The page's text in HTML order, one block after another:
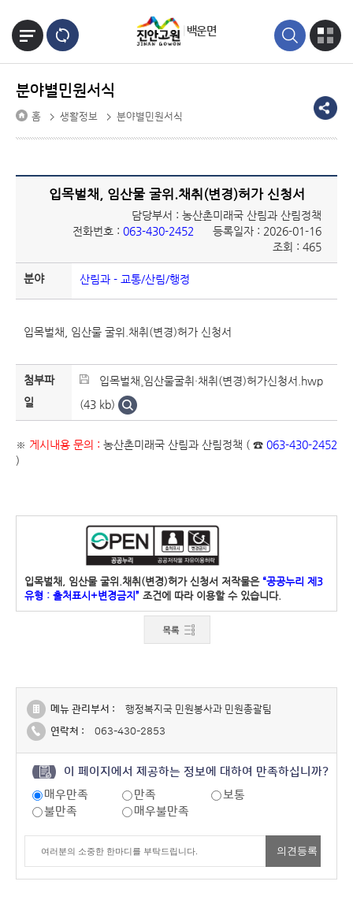
백운면
분야별민원서식
홈 생활정보 분야별민원서식
입목벌채, 임산물 굴위.채취(변경)허가 신청서
담당부서 : 농산촌미래국 산림과 산림정책
전화번호 : 063-430-2452
등록일자 : 2026-01-16
조회 : 465
분야 산림과 - 교통/산림/행정
입목벌채, 임산물 굴위.채취(변경)허가 신청서
첨부파
일
입목벌채¸임산물굴취·채취(변경)허가신청서.hwp
(43 kb)
※ 게시내용 문의 : 농산촌미래국 산림과 산림정책 ( ☎ 063-430-2452
)
입목벌채, 임산물 굴위.채취(변경)허가 신청서 저작물은 “공공누리 제3
유형 : 출처표시+변경금지” 조건에 따라 이용할 수 있습니다.
메뉴 관리부서 :
행정복지국 민원봉사과 민원총괄팀
연락처 :
063-430-2853
이 페이지에서 제공하는 정보에 대하여 만족하십니까?
매우만족
만족
보통
불만족
매우불만족